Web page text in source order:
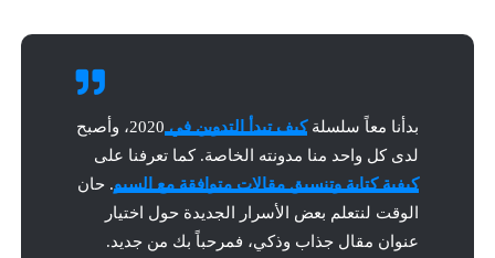
بدأنا معاً سلسلةكيف تبدأ التدوين في
2020، وأصبح
لدى كل واحد منا مدونته الخاصة. كما تعرفنا على
كيفية كتابة وتنسيق مقالات متوافقة مع السيو. حان
الوقت لنتعلم بعض الأسرار الجديدة حول اختيار
عنوان مقال جذاب وذكي، فمرحباً بك من جديد.